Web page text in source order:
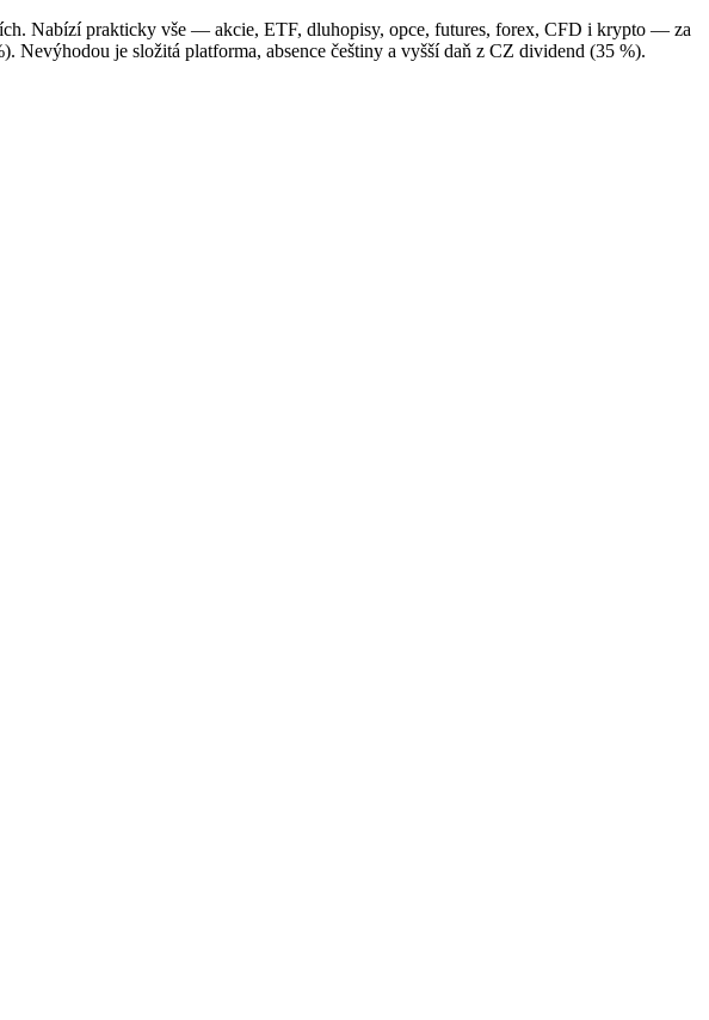
Nabízí prakticky vše — akcie, ETF, dluhopisy, opce, futures, forex, CFD i krypto — za
je složitá platforma, absence češtiny a vyšší daň z CZ dividend (35 %).